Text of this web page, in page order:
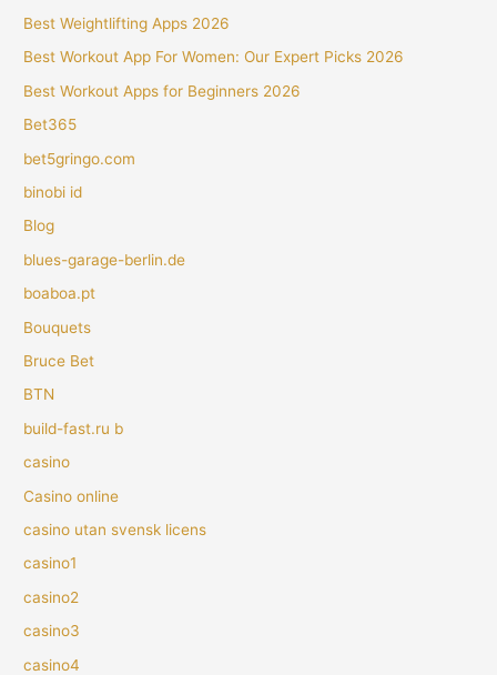
Best Weightlifting Apps 2026
Best Workout App For Women: Our Expert Picks 2026
Best Workout Apps for Beginners 2026
Bet365
bet5gringo.com
binobi id
Blog
blues-garage-berlin.de
boaboa.pt
Bouquets
Bruce Bet
BTN
build-fast.ru b
casino
Casino online
casino utan svensk licens
casino1
casino2
casino3
casino4